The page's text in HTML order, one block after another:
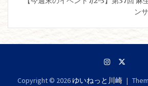
ゲ
ー
ョ
ン
Copyright © 2026 ゆいねっと川崎